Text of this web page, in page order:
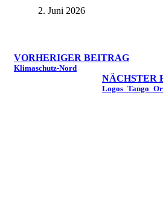
2. Juni 2026
VORHERIGER BEITRAG
Klimaschutz-Nord
NÄCHSTER